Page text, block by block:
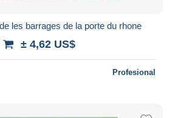
les barrages de la porte du rhone
± 4,62 US$
Profesional